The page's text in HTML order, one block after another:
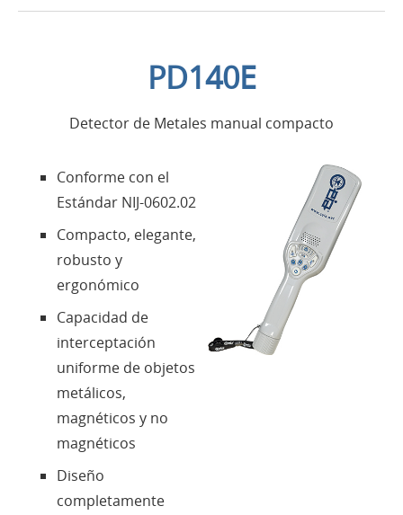
Presentación
Contactos
Lengua
PD140E
Detector de Metales manual compacto
Conforme con el
Estándar NIJ-0602.02
Compacto, elegante,
robusto y
ergonómico
Capacidad de
interceptación
uniforme de objetos
metálicos,
magnéticos y no
magnéticos
Diseño
completamente